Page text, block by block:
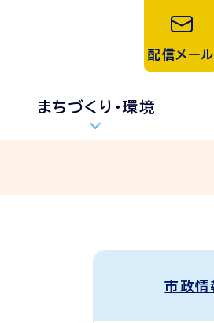
配信メール
まちづくり・環境
市政情